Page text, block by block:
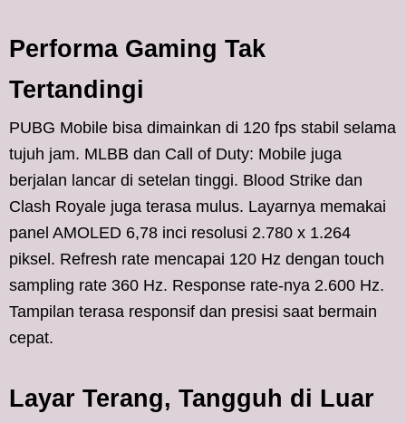
Performa Gaming Tak
Tertandingi
PUBG Mobile bisa dimainkan di 120 fps stabil selama
tujuh jam. MLBB dan Call of Duty: Mobile juga
berjalan lancar di setelan tinggi. Blood Strike dan
Clash Royale juga terasa mulus. Layarnya memakai
panel AMOLED 6,78 inci resolusi 2.780 x 1.264
piksel. Refresh rate mencapai 120 Hz dengan touch
sampling rate 360 Hz. Response rate-nya 2.600 Hz.
Tampilan terasa responsif dan presisi saat bermain
cepat.
Layar Terang, Tangguh di Luar